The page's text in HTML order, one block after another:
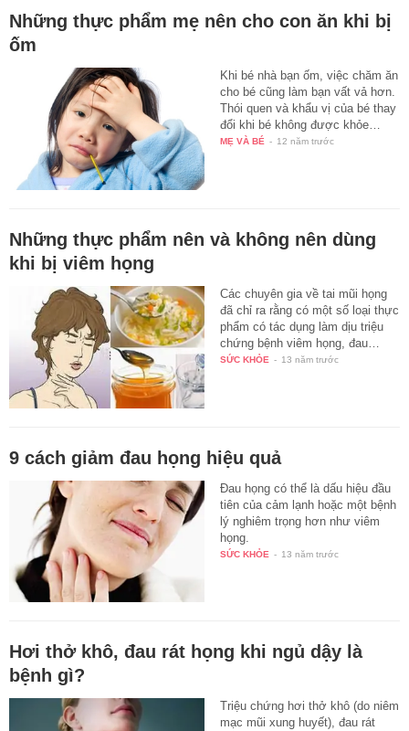
Những thực phẩm mẹ nên cho con ăn khi bị
ốm
Khi bé nhà bạn ốm, việc chăm ăn
cho bé cũng làm bạn vất vả hơn.
Thói quen và khẩu vị của bé thay
đổi khi bé không được khỏe…
MẸ VÀ BÉ - 12 năm trước
Những thực phẩm nên và không nên dùng
khi bị viêm họng
Các chuyên gia về tai mũi họng
đã chỉ ra rằng có một số loại thực
phẩm có tác dụng làm dịu triệu
chứng bệnh viêm họng, đau…
SỨC KHỎE - 13 năm trước
9 cách giảm đau họng hiệu quả
Đau họng có thể là dấu hiệu đầu
tiên của cảm lạnh hoặc một bệnh
lý nghiêm trọng hơn như viêm
họng.
SỨC KHỎE - 13 năm trước
Hơi thở khô, đau rát họng khi ngủ dậy là
bệnh gì?
Triệu chứng hơi thở khô (do niêm
mạc mũi xung huyết), đau rát